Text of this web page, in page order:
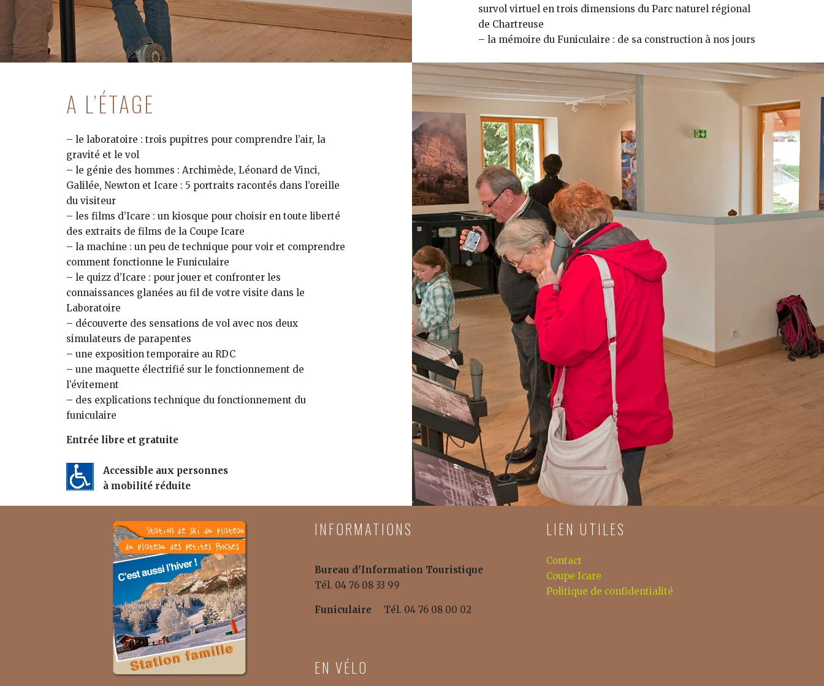
survol virtuel en trois dimensions du Parc naturel régional
de Chartreuse
– la mémoire du Funiculaire : de sa construction à nos jours
A L’ÉTAGE
– le laboratoire : trois pupitres pour comprendre l’air, la
gravité et le vol
– le génie des hommes : Archimède, Léonard de Vinci,
Galilée, Newton et Icare : 5 portraits racontés dans l’oreille
du visiteur
– les films d’Icare : un kiosque pour choisir en toute liberté
des extraits de films de la Coupe Icare
– la machine : un peu de technique pour voir et comprendre
comment fonctionne le Funiculaire
– le quizz d’Icare : pour jouer et confronter les
connaissances glanées au fil de votre visite dans le
Laboratoire
– découverte des sensations de vol avec nos deux
simulateurs de parapentes
– une exposition temporaire au RDC
– une maquette électrifié sur le fonctionnement de
l’évitement
– des explications technique du fonctionnement du
funiculaire
Entrée libre et gratuite
Accessible aux personnes
à mobilité réduite
INFORMATIONS
Bureau d'Information Touristique
Tél. 04 76 08 33 99
Funiculaire Tél. 04 76 08 00 02
EN VÉLO
LIEN UTILES
Contact
Coupe Icare
Politique de confidentialité